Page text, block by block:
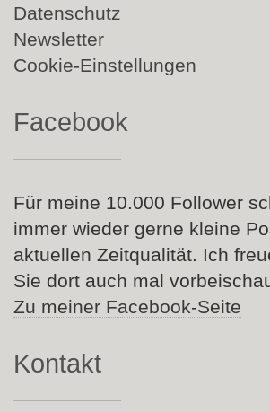
Datenschutz
Newsletter
Cookie-Einstellungen
Facebook
Für meine 10.000 Follower
immer wieder gerne kleine
aktuellen Zeitqualität. Ich
Sie dort auch mal
Zu meiner Facebook-Seite
Kontakt